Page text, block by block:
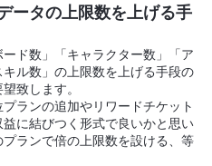
ータの上限数を上げる手
ド数」「キャラクター数」「ア
キル数」の上限数を上げる手段の
致します。
ランの追加やリワードチケット
に結びつく形式で良いかと思い
プランで倍の上限数を設ける、等